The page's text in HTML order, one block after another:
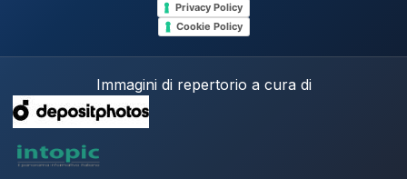
Privacy Policy
Cookie Policy
Immagini di repertorio a cura di